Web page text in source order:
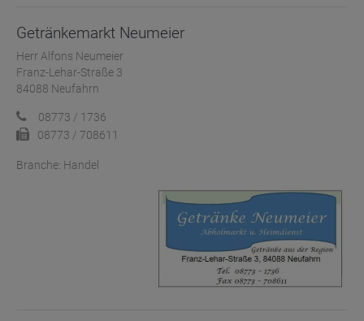
Getränkemarkt Neumeier
Herr Alfons Neumeier
Franz-Lehar-Straße 3
84088 Neufahrn
08773 / 1736
08773 / 708611
Branche: Handel